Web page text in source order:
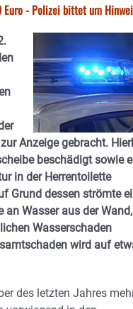
Euro - Polizei bittet um
Anzeige gebracht.
beschädigt sowie
in der Herrentoilette
Grund dessen strömte
an Wasser aus der
Wasserschaden
wird auf
des letzten Jahres